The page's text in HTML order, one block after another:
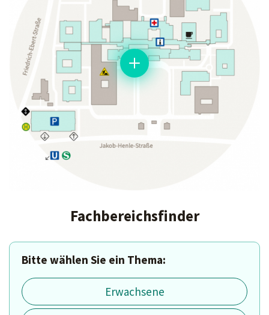
Fachbereichsfinder
Bitte wählen Sie ein Thema:
Erwachsene